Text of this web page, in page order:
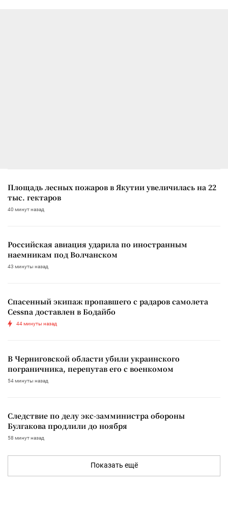
Площадь лесных пожаров в Якутии увеличилась на 22
тыс. гектаров
40 минут назад
Российская авиация ударила по иностранным
наемникам под Волчанском
43 минуты назад
Спасенный экипаж пропавшего с радаров самолета
Cessna доставлен в Бодайбо
44 минуты назад
В Черниговской области убили украинского
пограничника, перепутав его с военкомом
54 минуты назад
Следствие по делу экс-замминистра обороны
Булгакова продлили до ноября
58 минут назад
Показать ещё